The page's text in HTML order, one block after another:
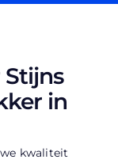
in
kwaliteit